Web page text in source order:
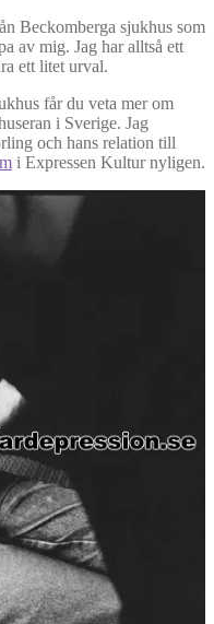
Beckomberga sjukhus som
av mig. Jag har alltså ett
ett litet urval.
får du veta mer om
i Sverige. Jag
och hans relation till
i Expressen Kultur nyligen.